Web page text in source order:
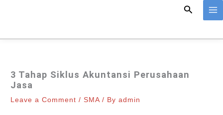
content
Search
3 Tahap Siklus Akuntansi Perusahaan
Jasa
Leave a Comment /SMA/ Byadmin